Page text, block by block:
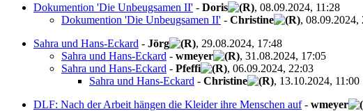
Dokumention 'Die Unbeugsamen II' - Doris
, 08.09.2024, 11:28
Dokumention 'Die Unbeugsamen II' - Christine
, 08.09.2024,
Sahra und Hans-Eckard - Jörg
, 29.08.2024, 17:48
Sahra und Hans-Eckard - wmeyer
, 31.08.2024, 17:05
Sahra und Hans-Eckard - Pfeffi
, 06.09.2024, 22:03
Sahra und Hans-Eckard - Christine
, 13.10.2024, 11:00
DLF: Nach der Arbeit hängen die Kleider ihre Menschen auf- wmeyer